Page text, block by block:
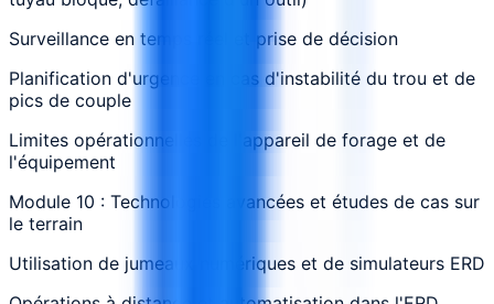
Surveillance en temps réel et prise de décision
Planification d'urgence en cas d'instabilité du trou et de
pics de couple
Limites opérationnelles de l'appareil de forage et de
l'équipement
Module 10 : Technologies avancées et études de cas sur
le terrain
Utilisation de jumeaux numériques et de simulateurs ERD